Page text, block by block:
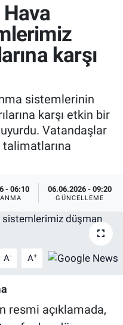
karşı
sistemlerinin
karşı etkin bir
Vatandaşlar
talimatlarına
- 06:10 06.06.2026 - 09:20
GÜNCELLEME
A- A+
resmi açıklamada,